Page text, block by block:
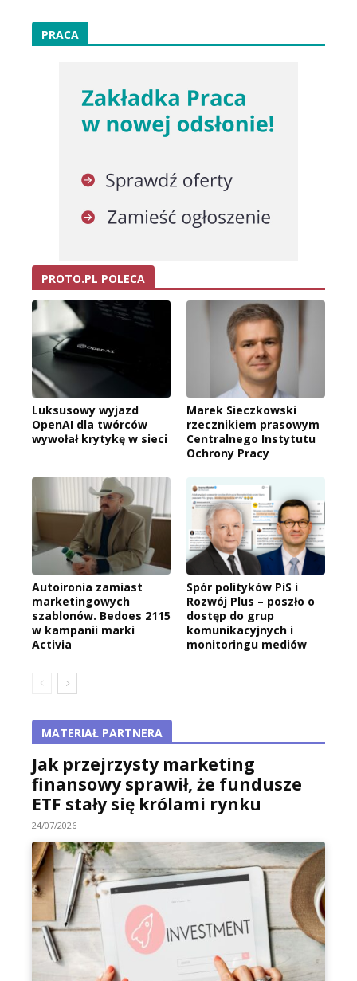
PRACA
PROTO.PL POLECA
Luksusowy wyjazd
OpenAI dla twórców
wywołał krytykę w sieci
Marek Sieczkowski
rzecznikiem prasowym
Centralnego Instytutu
Ochrony Pracy
Autoironia zamiast
marketingowych
szablonów. Bedoes 2115
w kampanii marki
Activia
Spór polityków PiS i
Rozwój Plus – poszło o
dostęp do grup
komunikacyjnych i
monitoringu mediów
MATERIAŁ PARTNERA
Jak przejrzysty marketing
finansowy sprawił, że fundusze
ETF stały się królami rynku
24/07/2026